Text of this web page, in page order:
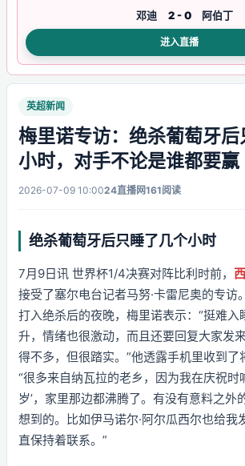
邓迪 2 - 0 阿伯丁
进入直播
英超新闻
梅里诺专访：绝杀葡萄牙
小时，对手不论是谁都要赢
2026-07-09 10:0024直播网161阅读
绝杀葡萄牙后只睡了几个小时
7月9日讯 世界杯1/4决赛对阵比利时前，
接受了塞尔电台记者马努·卡雷尼奥的专访
打入绝杀后的夜晚，梅里诺表示：“挺难入
升，情绪也很激动，而且还要回复大家发
得不多，但很踏实。”他透露手机里收到了
“很多来自纳瓦拉的老乡，因为我在庆祝时
岁’，家里那边都沸腾了。有没有意料之外
想到的。比如伊马诺尔·阿尔瓜西尔也给我
直保持着联系。”